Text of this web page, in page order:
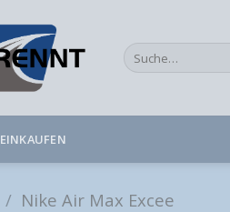
Suche
nach:
EINKAUFEN
/ Nike Air Max Excee